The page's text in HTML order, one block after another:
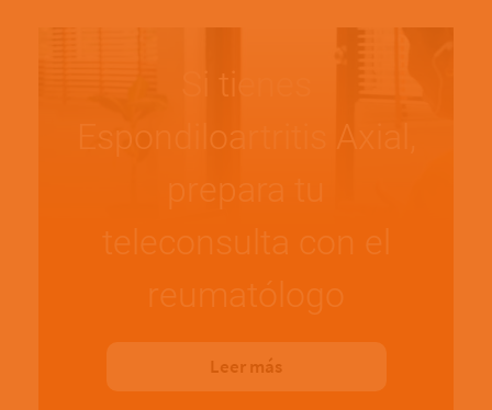
Si tienes
Espondiloartritis Axial,
prepara tu
teleconsulta con el
reumatólogo
Leer más